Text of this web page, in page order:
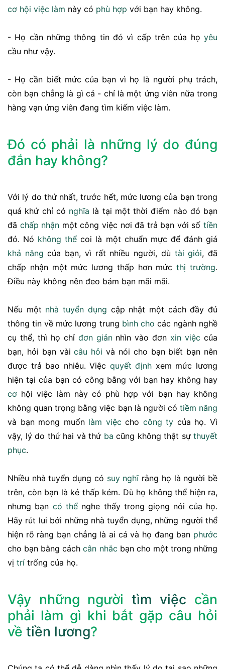
cơ hội việc làm này có phù hợp với bạn hay không.
- Họ cần những thông tin đó vì cấp trên của họ yêu
cầu như vậy.
- Họ cần biết mức của bạn vì họ là người phụ trách,
còn bạn chẳng là gì cả - chỉ là một ứng viên nữa trong
hàng vạn ứng viên đang tìm kiếm việc làm.
​Đó có phải là những lý do đúng
đắn hay không?
Với lý do thứ nhất, trước hết, mức lương của bạn trong
quá khứ chỉ có nghĩa là tại một thời điểm nào đó bạn
đã chấp nhận một công việc nơi đã trả bạn với sốtiền
đó. Nó không thể coi là một chuẩn mực để đánh giá
khả năng của bạn, vì rất nhiều người, dù tài giỏi, đã
chấp nhận một mức lương thấp hơn mứcthị trường.
Điều này không nên đeo bám bạn mãi mãi.
Nếu một nhà tuyển dụng cập nhật một cách đầy đủ
thông tin về mức lương trung bình cho các ngành nghề
cụ thể, thì họ chỉ đơn giảnnhìn vào đơn xin việc của
bạn, hỏi bạn vàicâu hỏi và nói cho bạn biết bạn nên
được trả bao nhiêu. Việc quyết định xem mức lương
hiện tại của bạn có công bằng với bạn hay không hay
cơ hội việc làm này có phù hợp với bạn hay không
không quan trọng bằng việc bạn là người có tiềm năng
và bạn mong muốn làm việc cho công ty của họ. Vì
vậy, lý do thứ hai và thứ ba cũng không thật sự thuyết
phục.
Nhiều nhà tuyển dụng có suy nghĩrằng họ là người bề
trên, còn bạn là kẻ thấp kém. Dù họ không thể hiện ra,
nhưng bạn có thểnghe thấy trong giọng nói của họ.
Hãy rút lui bởi những nhà tuyển dụng, những người thể
hiện rõ ràng bạn chẳng là ai cả và họ đang ban phước
cho bạn bằng cáchcân nhắc bạn cho một trong những
vị trí trống của họ.
Vậy những người tìm việc cần
phải làm gì khi bắt gặp câu hỏi
về tiền lương?